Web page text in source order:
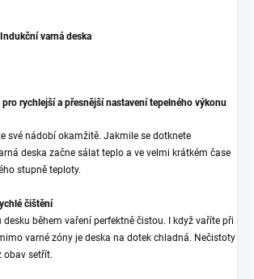
varná deska
rychlejší a přesnější nastavení tepelného výkonu
své nádobí okamžitě. Jakmile se dotknete
deska začne sálat teplo a ve velmi krátkém čase
stupně teploty.
čištění
během vaření perfektně čistou. I když vaříte při
varné zóny je deska na dotek chladná. Nečistoty
obav setřít.